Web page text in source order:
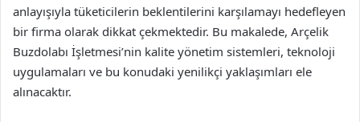
anlayışıyla tüketicilerin beklentilerini karşılamayı hedefleyen
bir firma olarak dikkat çekmektedir. Bu makalede, Arçelik
Buzdolabı İşletmesi’nin kalite yönetim sistemleri, teknoloji
uygulamaları ve bu konudaki yenilikçi yaklaşımları ele
alınacaktır.